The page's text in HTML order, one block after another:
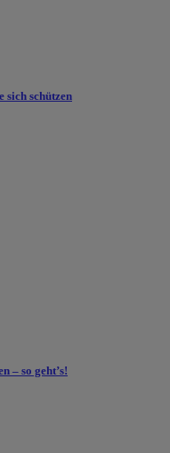
sich schützen
– so geht’s!